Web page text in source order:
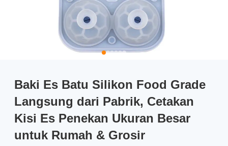
Baki Es Batu Silikon Food Grade
Langsung dari Pabrik, Cetakan
Kisi Es Penekan Ukuran Besar
untuk Rumah & Grosir